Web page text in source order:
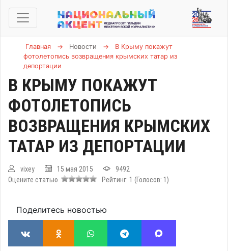
Главная → Новости →
В Крыму покажут
фотолетопись возвращения крымских татар из
депортации
В КРЫМУ ПОКАЖУТ
ФОТОЛЕТОПИСЬ
ВОЗВРАЩЕНИЯ КРЫМСКИХ
ТАТАР ИЗ ДЕПОРТАЦИИ
vixey 15 мая 2015
9492
Оцените статью
Рейтинг: 1 (Голосов: 1 )
Поделитесь новостью